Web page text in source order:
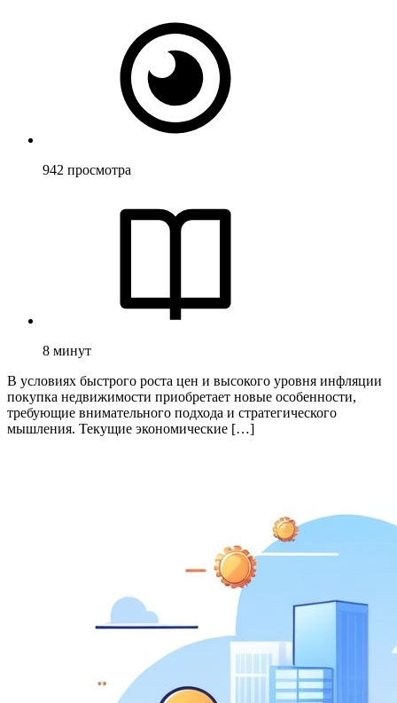
942 просмотра
8 минут
В условиях быстрого роста цен и высокого уровня инфляции
покупка недвижимости приобретает новые особенности,
требующие внимательного подхода и стратегического
мышления. Текущие экономические […]